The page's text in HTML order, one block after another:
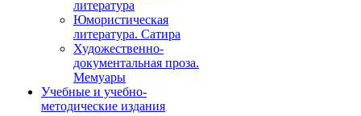
литература
Юмористическая
литература. Сатира
Художественно-
документальная проза.
Мемуары
Учебные и учебно-
методические издания